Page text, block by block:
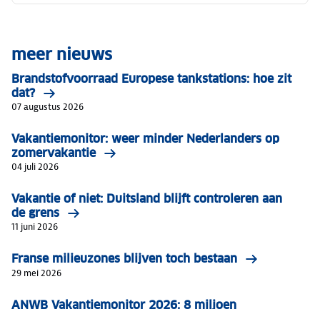
meer nieuws
Brandstofvoorraad Europese tankstations: hoe zit
dat?
07 augustus 2026
Vakantiemonitor: weer minder Nederlanders op
zomervakantie
04 juli 2026
Vakantie of niet: Duitsland blijft controleren aan
de grens
11 juni 2026
Franse milieuzones blijven toch bestaan
29 mei 2026
ANWB Vakantiemonitor 2026: 8 miljoen